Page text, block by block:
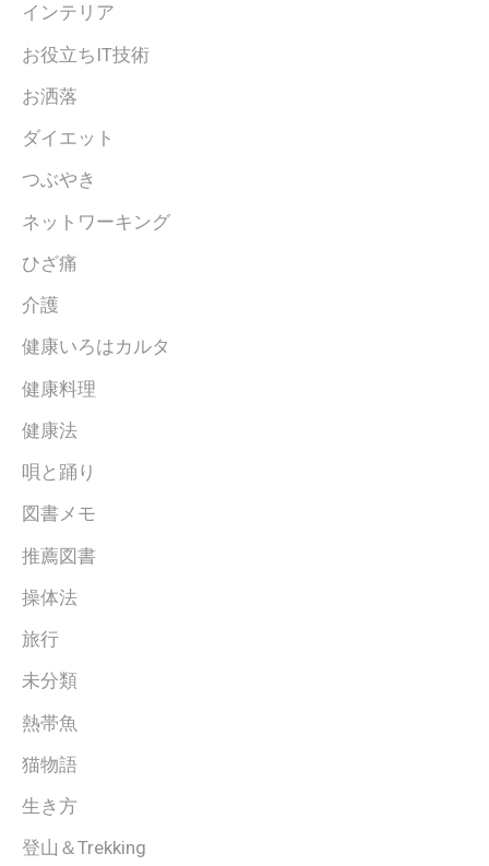
インテリア
お役立ちIT技術
お洒落
ダイエット
つぶやき
ネットワーキング
ひざ痛
介護
健康いろはカルタ
健康料理
健康法
唄と踊り
図書メモ
推薦図書
操体法
旅行
未分類
熱帯魚
猫物語
生き方
登山＆Trekking